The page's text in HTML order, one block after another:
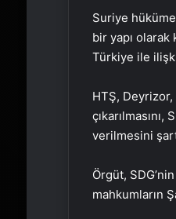
Suriye
bir yapı olarak
Türkiye ile
HTŞ,
verilmesini
Örgüt,
mahkumların